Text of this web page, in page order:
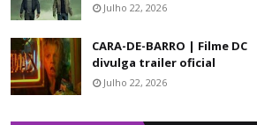
Julho 22, 2026
CARA-DE-BARRO | Filme DC
divulga trailer oficial
Julho 22, 2026